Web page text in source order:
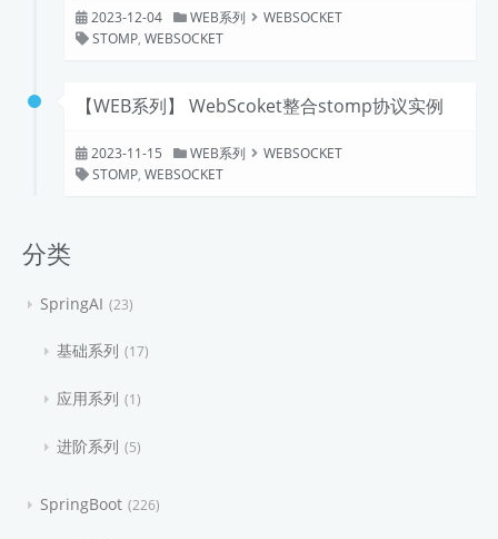
2023-12-04 WEB系列
WEBSOCKET
STOMP, WEBSOCKET
【WEB系列】 WebScoket整合stomp协议实例
2023-11-15 WEB系列
WEBSOCKET
STOMP, WEBSOCKET
分类
SpringAI 23
基础系列 17
应用系列 1
进阶系列 5
SpringBoot 226